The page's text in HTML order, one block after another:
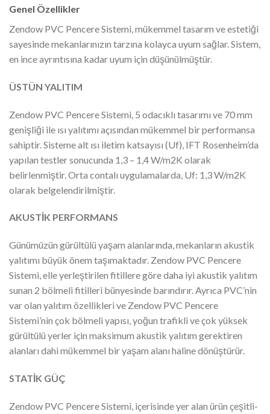
Genel Özellikler
Zendow PVC Pencere Sistemi, mükemmel tasarım ve estetiği
sayesinde mekanlarınızın tarzına kolayca uyum sağlar. Sistem,
en ince ayrıntısına kadar uyum için düşünül­müştür.
ÜSTÜN YALITIM
Zendow PVC Pencere Sistemi, 5 odacıklı tasarımı ve 70 mm
genişliği ile ısı yalıtımı açısından mükemmel bir performansa
sahiptir. Sisteme alt ısı iletim katsayısı (Uf), IFT Rosenheim’da
yapılan testler sonucunda 1,3 – 1,4 W/m2K olarak
belirlenmiştir. Orta contalı uygulamalarda, Uf: 1,3 W/m2K
olarak belgelendirilmiştir.
AKUSTİK PERFORMANS
Günümüzün gürültülü yaşam alanlarında, me­kanların akustik
yalıtımı büyük önem taşımakta­dır. Zendow PVC Pencere
Sistemi, elle yerleştirilen fitillere göre daha iyi akustik yalıtım
sunan 2 bölmeli fitilleri bünyesinde barındırır. Ayrıca PVC’nin
var olan yalıtım özellikleri ve Zendow PVC Pencere
Sistemi’nin çok bölmeli yapısı, yoğun trafikli ve çok yüksek
gürültülü yerler için maksimum akustik yalıtım gerektiren
alanları dahi mükemmel bir yaşam alanı haline dönüştürür.
STATİK GÜÇ
Zendow PVC Pencere Sistemi, içerisinde yer alan ürün çeşitli­